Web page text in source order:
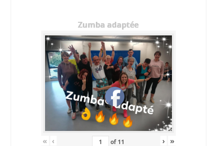
Zumba adaptée
« ‹ of 11 › »